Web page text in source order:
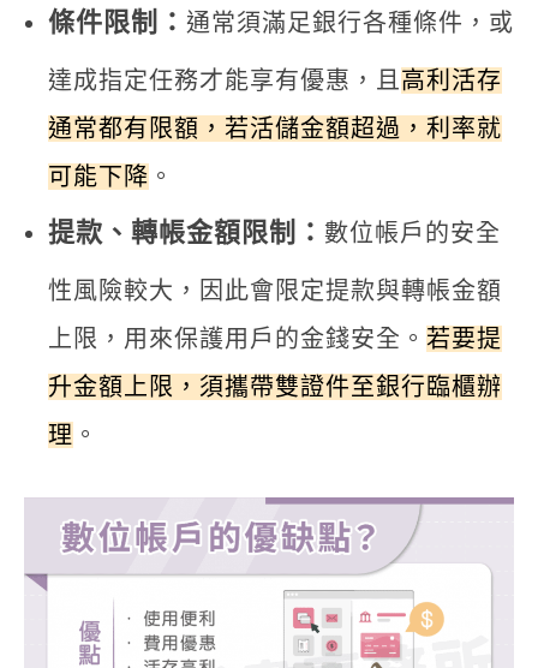
條件限制： 通常須滿足銀行各種條件，或
達成指定任務才能享有優惠，且 高利活存
通常都有限額，若活儲金額超過，利率就
可能下降 。
提款、轉帳金額限制： 數位帳戶的安全
性風險較大，因此會限定提款與轉帳金額
上限，用來保護用戶的金錢安全。 若要提
升金額上限，須攜帶雙證件至銀行臨櫃辦
理 。